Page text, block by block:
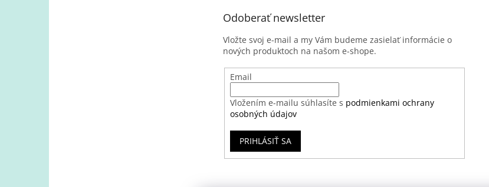
Odoberať newsletter
Vložte svoj e-mail a my Vám budeme zasielať informácie o
nových produktoch na našom e-shope.
Email
Vložením e-mailu súhlasíte s podmienkami ochrany
osobných údajov
PRIHLÁSIŤ SA